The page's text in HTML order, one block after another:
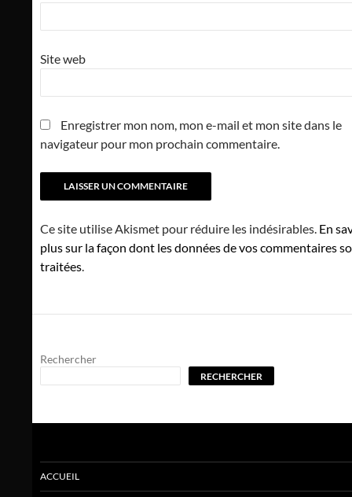
Site web
Enregistrer mon nom, mon e-mail et mon site dans le
navigateur pour mon prochain commentaire.
Ce site utilise Akismet pour réduire les indésirables. En
plus sur la façon dont les données de vos commentaires
traitées.
Rechercher
RECHERCHER
ACCUEIL